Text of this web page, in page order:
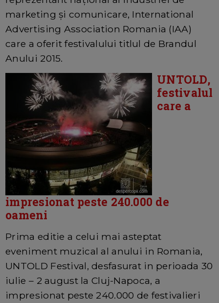
marketing și comunicare, International
Advertising Association Romania (IAA)
care a oferit festivalului titlul de Brandul
Anului 2015.
UNTOLD,
festivalul
care a
impresionat peste 240.000 de
oameni
Prima editie a celui mai asteptat
eveniment muzical al anului in Romania,
UNTOLD Festival, desfasurat in perioada 30
iulie – 2 august la Cluj-Napoca, a
impresionat peste 240.000 de festivalieri